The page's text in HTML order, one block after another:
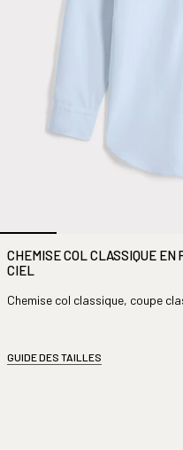
CHEMISE COL CLASSIQUE
CIEL
Chemise col classique, coupe
GUIDE DES TAILLES